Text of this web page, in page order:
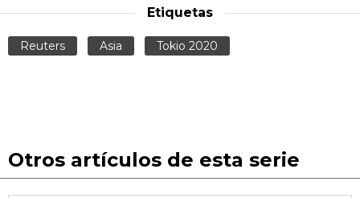
Etiquetas
Reuters Asia Tokio 2020
Otros artículos de esta serie